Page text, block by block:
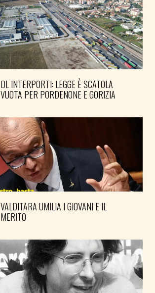
DL INTERPORTI: LEGGE È SCATOLA
VUOTA PER PORDENONE E GORIZIA
VALDITARA UMILIA I GIOVANI E IL
MERITO